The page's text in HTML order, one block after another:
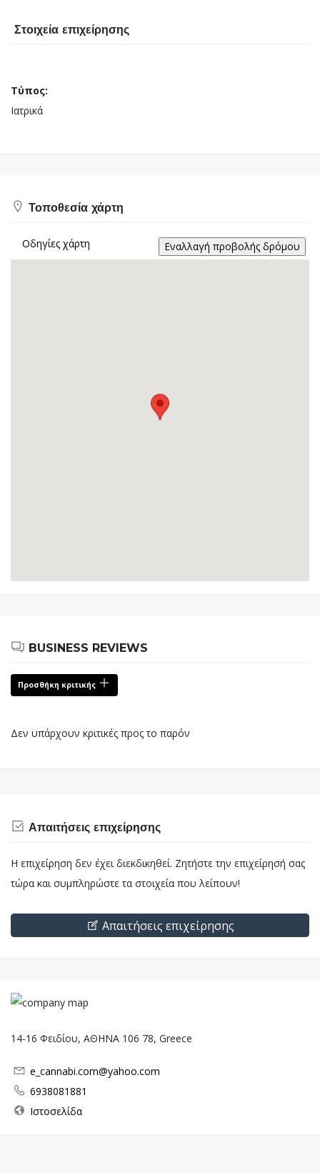
Στοιχεία επιχείρησης
Τύπος:
Ιατρικά
Τοποθεσία χάρτη
Οδηγίες χάρτη
BUSINESS REVIEWS
Προσθήκη κριτικής
Δεν υπάρχουν κριτικές προς το παρόν
Απαιτήσεις επιχείρησης
Η επιχείρηση δεν έχει διεκδικηθεί. Ζητήστε την επιχείρησή σας
τώρα και συμπληρώστε τα στοιχεία που λείπουν!
Απαιτήσεις επιχείρησης
14-16 Φειδίου, ΑΘΗΝΑ 106 78, Greece
e_cannabi.com@yahoo.com
6938081881
Ιστοσελίδα